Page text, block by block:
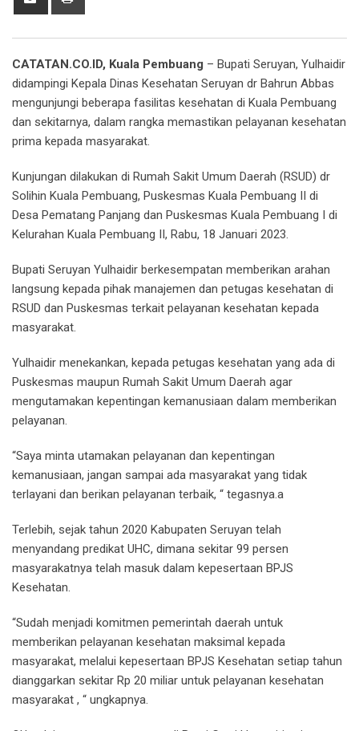
CATATAN.CO.ID, Kuala Pembuang – Bupati Seruyan, Yulhaidir
didampingi Kepala Dinas Kesehatan Seruyan dr Bahrun Abbas
mengunjungi beberapa fasilitas kesehatan di Kuala Pembuang
dan sekitarnya, dalam rangka memastikan pelayanan kesehatan
prima kepada masyarakat.
Kunjungan dilakukan di Rumah Sakit Umum Daerah (RSUD) dr
Solihin Kuala Pembuang, Puskesmas Kuala Pembuang II di
Desa Pematang Panjang dan Puskesmas Kuala Pembuang I di
Kelurahan Kuala Pembuang II, Rabu, 18 Januari 2023.
Bupati Seruyan Yulhaidir berkesempatan memberikan arahan
langsung kepada pihak manajemen dan petugas kesehatan di
RSUD dan Puskesmas terkait pelayanan kesehatan kepada
masyarakat.
Yulhaidir menekankan, kepada petugas kesehatan yang ada di
Puskesmas maupun Rumah Sakit Umum Daerah agar
mengutamakan kepentingan kemanusiaan dalam memberikan
pelayanan.
“Saya minta utamakan pelayanan dan kepentingan
kemanusiaan, jangan sampai ada masyarakat yang tidak
terlayani dan berikan pelayanan terbaik, “ tegasnya.a
Terlebih, sejak tahun 2020 Kabupaten Seruyan telah
menyandang predikat UHC, dimana sekitar 99 persen
masyarakatnya telah masuk dalam kepesertaan BPJS
Kesehatan.
“Sudah menjadi komitmen pemerintah daerah untuk
memberikan pelayanan kesehatan maksimal kepada
masyarakat, melalui kepesertaan BPJS Kesehatan setiap tahun
dianggarkan sekitar Rp 20 miliar untuk pelayanan kesehatan
masyarakat , “ ungkapnya.